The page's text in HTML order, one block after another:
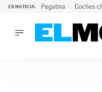
ES NOTICIA: Pegatina Coches